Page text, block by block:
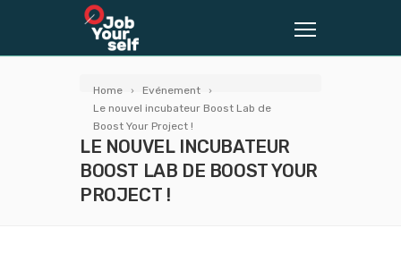
Home
Evénement
Le nouvel incubateur Boost Lab de
Boost Your Project !
LE NOUVEL INCUBATEUR
BOOST LAB DE BOOST YOUR
PROJECT !